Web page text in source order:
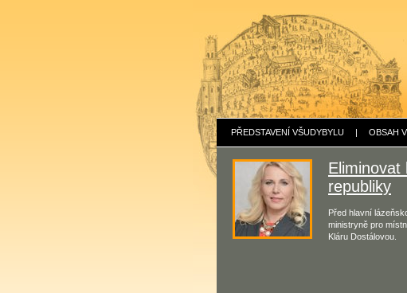
PŘEDSTAVENÍ VŠUDYBYLU | OBSAH
republiky
Před hlavní
ministryně pro
Kláru Dostálovou.